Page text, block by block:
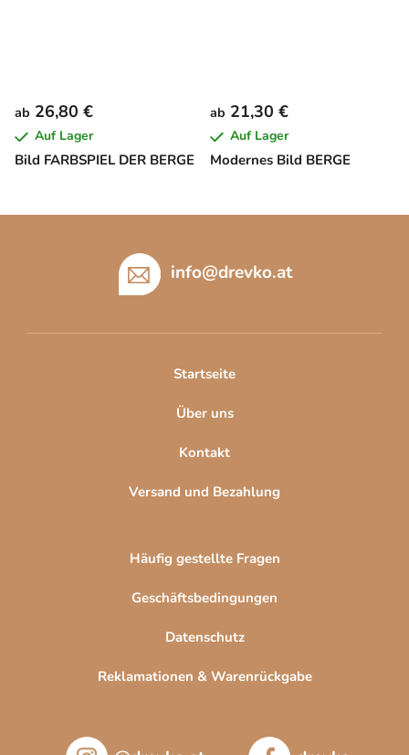
Bild FARBSPIEL DER BERGE
ab 26,80 €
Auf Lager
Modernes Bild BERGE
ab 21,30 €
Auf Lager
info@drevko.at
Startseite
Über uns
Kontakt
Versand und Bezahlung
Häufig gestellte Fragen
Geschäftsbedingungen
Datenschutz
Reklamationen & Warenrückgabe